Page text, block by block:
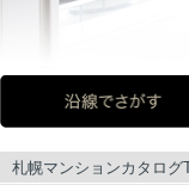
札幌マンションカタログ